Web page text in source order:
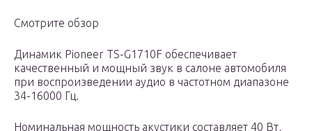
Смотрите обзор
Динамик Pioneer TS-G1710F обеспечивает
качественный и мощный звук в салоне автомобиля
при воспроизведении аудио в частотном диапазоне
34-16000 Гц.
Номинальная мощность акустики составляет 40 Вт,